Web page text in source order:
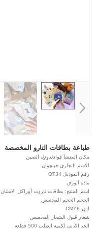
طباعة بطاقات التارو المخصصة
مكان المنشأ قوانغدونغ، الصين
الاسم التجاري جينجوان
رقم الموديل OT34
مادة الورق
اسم المنتج: بطاقات تاروت أوراكل الامتنان
الحجم الحجم المخصص
لون CMYK
شعار قبول الشعار المخصص
الحد الأدنى لكمية الطلب 500 قطعة